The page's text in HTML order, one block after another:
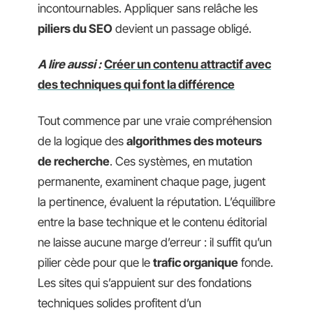
incontournables. Appliquer sans relâche les
piliers du SEO devient un passage obligé.
A lire aussi : Créer un contenu attractif avec
des techniques qui font la différence
Tout commence par une vraie compréhension
de la logique des algorithmes des moteurs
de recherche. Ces systèmes, en mutation
permanente, examinent chaque page, jugent
la pertinence, évaluent la réputation. L’équilibre
entre la base technique et le contenu éditorial
ne laisse aucune marge d’erreur : il suffit qu’un
pilier cède pour que le trafic organique fonde.
Les sites qui s’appuient sur des fondations
techniques solides profitent d’un